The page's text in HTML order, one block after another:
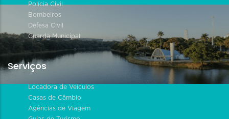
Polícia Civil
Bombeiros
Defesa Civil
Guarda Municipal
Serviços
Locadora de Veículos
Casas de Câmbio
Agências de Viagem